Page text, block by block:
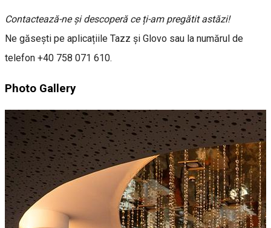
Contactează-ne și descoperă ce ți-am pregătit astăzi!
Ne găsești pe aplicațiile Tazz și Glovo sau la numărul de
telefon +40 758 071 610.
Photo Gallery